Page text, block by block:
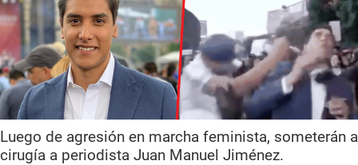
Luego de agresión en marcha feminista, someterán a
cirugía a periodista Juan Manuel Jiménez.